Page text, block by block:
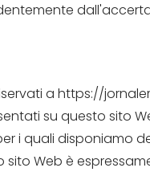
a https://
su questo sito
i quali disponiamo
Web è